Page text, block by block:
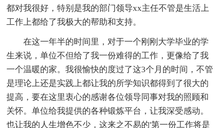
都对我很好，特别是我的部门领导xx主任不管是生活上
工作上都给了我极大的帮助和支持。
在这一年半的时间里，对于一个刚刚大学毕业的学
生来说，单位不但给了我一份难得的工作，更像给了我
一个温暖的家。我很愉快的度过了这3个月的时间，不管
是理论上还是实践上都让我的所学知识都得到了很大的
提高，要在这里衷心的感谢各位领导同事对我的照顾和
关怀。单位给我提供的各种锻炼平台，让我深受感动。
也让我的人生增色不少，这来之不易的'第一份工作将是